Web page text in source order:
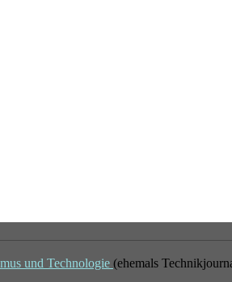
und Technologie (ehemals